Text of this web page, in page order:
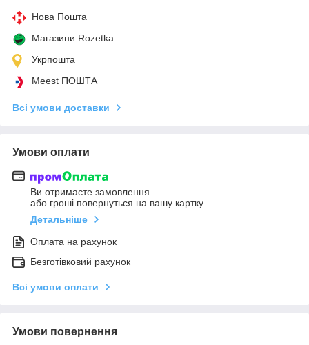
Нова Пошта
Магазини Rozetka
Укрпошта
Meest ПОШТА
Всі умови доставки
Умови оплати
Ви отримаєте замовлення
або гроші повернуться на вашу картку
Детальніше
Оплата на рахунок
Безготівковий рахунок
Всі умови оплати
Умови повернення